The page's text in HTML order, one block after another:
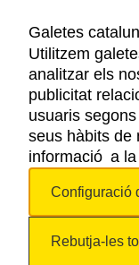
Galetes
Utilitzem
analitzar els
publicitat
usuaris
seus hàbits de
informació a la
Configuració
Rebutja-les